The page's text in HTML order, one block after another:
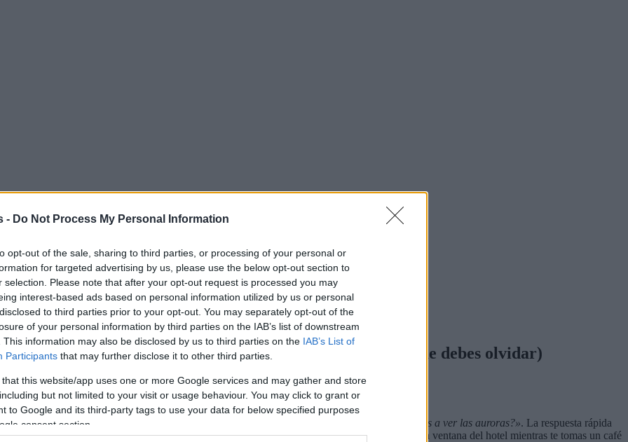
- Do Not Process My Personal Information
opt-out of the sale, sharing to third parties, or processing of your personal or
for targeted advertising by us, please use the below opt-out section to
selection. Please note that after your opt-out request is processed you may
interest-based ads based on personal information utilized by us or personal
to third parties prior to your opt-out. You may separately opt-out of the
of your personal information by third parties on the IAB’s list of downstream
This information may also be disclosed by us to third parties on the IAB’s List of
Participants that may further disclose it to other third parties.
that this website/app uses one or more Google services and may gather and store
but not limited to your visit or usage behaviour. You may click to grant or
to Google and its third-party tags to use your data for below specified purposes
consent section.
Cómo las cazamos en nuestros grupos (y los mitos que debes olvidar)
grupo a Islandianos hace la misma pregunta nada más aterrizar en Keflavík: «¿Cuándo vamos a ver las auroras?». La respuesta rápida
no son un parque de atracciones que se encienda a las 22:00 y, sobre todo, no se ven desde la ventana del hotel mientras te tomas un café